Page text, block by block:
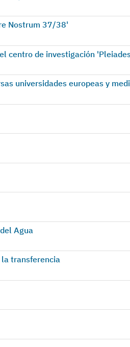
Nostrum 37/38'
centro de investigación
universidades europeas y
Agua
la transferencia